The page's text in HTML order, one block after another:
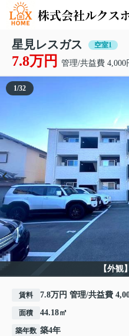
星見レスガス 空室1
7.8万円 管理/共益費 4,000
【外観
1/32
賃料 7.8万円 管理/共益費
面積 44.18㎡
築年数 築4年